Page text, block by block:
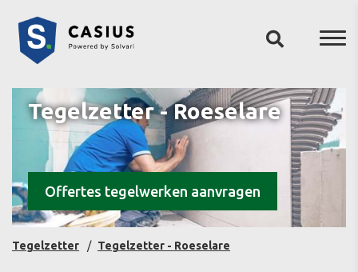
Tegelzetter - Roeselare
Offertes tegelwerken aanvragen
Tegelzetter Tegelzetter - Roeselare